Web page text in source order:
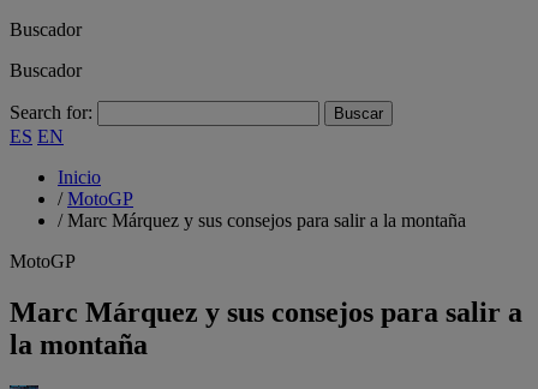
Buscador
Buscador
Search for:
ES EN
Inicio
/MotoGP
/Marc Márquez y sus consejos para salir a la montaña
MotoGP
Marc Márquez y sus consejos para salir a
la montaña